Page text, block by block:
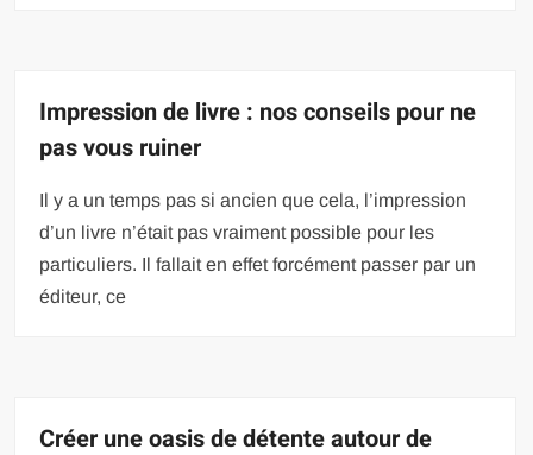
Impression de livre : nos conseils pour ne
pas vous ruiner
Il y a un temps pas si ancien que cela, l’impression
d’un livre n’était pas vraiment possible pour les
particuliers. Il fallait en effet forcément passer par un
éditeur, ce
Créer une oasis de détente autour de